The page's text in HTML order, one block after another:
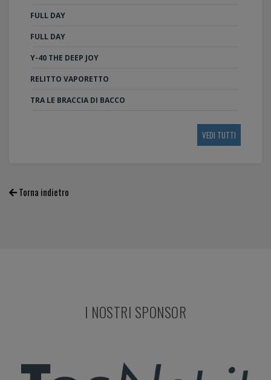
FULL DAY
FULL DAY
Y-40 THE DEEP JOY
RELITTO VAPORETTO
TRA LE BRACCIA DI BACCO
VEDI TUTTI
Torna indietro
I NOSTRI SPONSOR